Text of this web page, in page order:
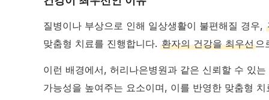
질병이나 부상으로 인해 일상생활이 불편해질 경우,
맞춤형 치료를 진행합니다. 환자의 건강을 최우선으
이런 배경에서, 허리나은병원과 같은 신뢰할 수 있
가능성을 높여주는 요소이며, 이를 반영한 맞춤형